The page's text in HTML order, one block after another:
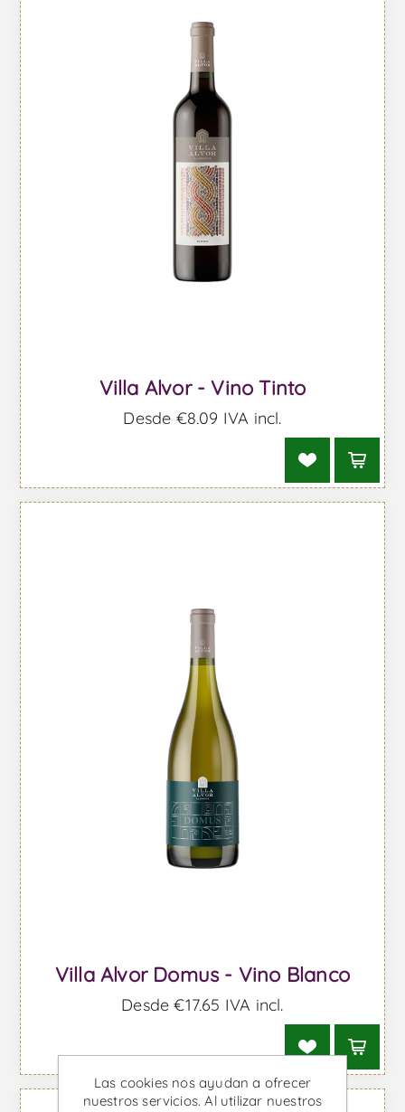
Villa Alvor - Vino Tinto
Desde €8,09 IVA incl.
Villa Alvor Domus - Vino Blanco
Desde €17,65 IVA incl.
Las cookies nos ayudan a ofrecer
nuestros servicios. Al utilizar nuestros